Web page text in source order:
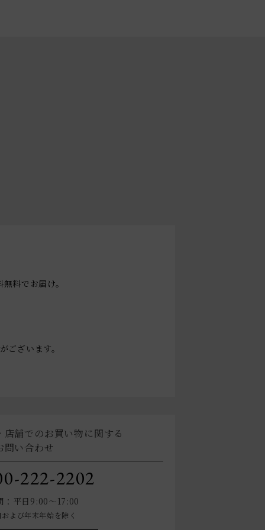
料でお届け。
ざいます。
舗でのお買い物に関する
問い合わせ
222-2202
：平日9:00～17:00
よび年末年始を除く